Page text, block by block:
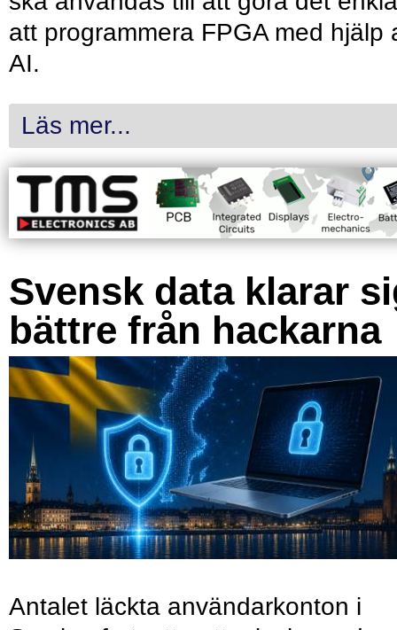
att programmera FPGA med hjälp
AI.
Läs mer...
Svensk data klarar
bättre från hackarna
Antalet läckta användarkonton i